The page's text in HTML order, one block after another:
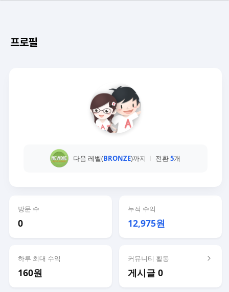
프로필
다음 레벨(BRONZE)까지 전환5개
방문 수
0
누적 수익
12,975원
하루 최대 수익
160원
커뮤니티 활동
게시글 0